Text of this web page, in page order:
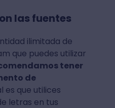
las fuentes
ilimitada de
que puedes utilizar
tener
de
es que utilices
letras en tus